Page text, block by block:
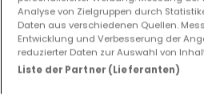
149.000 €
Analyse von Zielgruppen durch
Daten aus verschiedenen Quellen.
Entwicklung und Verbesserung der
reduzierter Daten zur Auswahl von
Liste der Partner (Lieferanten)